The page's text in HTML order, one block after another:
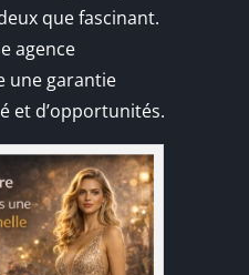
que fascinant.
agence
une garantie
et d’opportunités.